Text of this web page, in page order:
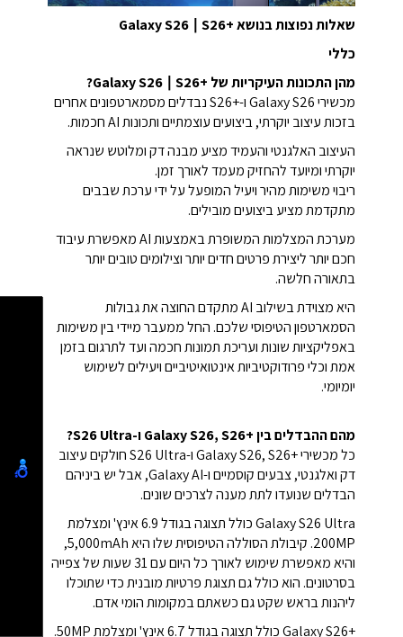
שאלות נפוצות בנושא Galaxy S26 ∣ S26+‎
כללי
מהן התכונות העיקריות של Galaxy S26 ∣ S26+‎?
מכשירי Galaxy S26 ו-S26+‎ נבדלים מסמארטפונים אחרים
בזכות עיצוב יוקרתי, ביצועים עוצמתיים ותכונות AI חכמות.
העיצוב האלגנטי והעמיד מציע מבנה דק ומלוטש שנראה
יוקרתי ומיועד להחזיק מעמד לאורך זמן.
ריבוי משימות מהיר ויעיל המופעל על ידי ערכת שבבים
מתקדמת מציע ביצועים מובילים.
מערכת המצלמות המשופרת באמצעות AI מאפשרת עיבוד
חכם יותר ליצירת פרטים חדים יותר וצילומים טובים יותר
בתאורה חלשה.
היא מצוידת בשילוב AI מתקדם החוצה את גבולות
הסמארטפון הטיפוסי שלכם. החל ממעבר מיידי בין משימות
באפליקציות שונות ועריכת תמונות חכמה ועד לתרגום בזמן
אמת וכלי פרודוקטיביות אינטואיטיביים ויעילים לשימוש
יומיומי.
מהם ההבדלים בין Galaxy S26, S26+‎ ו-S26 Ultra?
כל מכשירי Galaxy S26, S26+‎ ו-S26 Ultra חולקים עיצוב
דק ואלגנטי, צבעים קוסמיים ו-Galaxy AI, אבל יש ביניהם
הבדלים שנועדו לתת מענה לצרכים שונים.
Galaxy S26 Ultra כולל תצוגה בגודל 6.9 אינץ' ומצלמת
200MP. קיבולת הסוללה הטיפוסית שלו היא 5,000mAh,
והיא מאפשרת שימוש לאורך כל היום עם 31 שעות של צפייה
בסרטונים. הוא כולל גם תצוגת פרטיות מובנית כדי שתוכלו
ליהנות בראש שקט גם כשאתם במקומות הומי אדם.
Galaxy S26+‎ כולל תצוגה בגודל 6.7 אינץ' ומצלמת 50MP.